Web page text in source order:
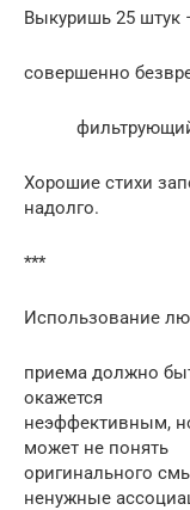
Выкуришь 25 штук
совершенно
фильтрующий
Хорошие стихи
надолго.
***
Использование
приема должно
окажется
неэффективным,
может не понять
оригинального
ненужные